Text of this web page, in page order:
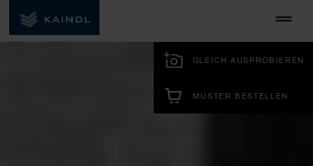
GLEICH AUSPROBIEREN
MUSTER BESTELLEN